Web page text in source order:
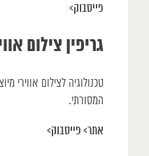
פייסבוק>
גריפין צילום
טכנולוגיה לצילום אווירי
המסורתי.
אתר> פייסבוק>